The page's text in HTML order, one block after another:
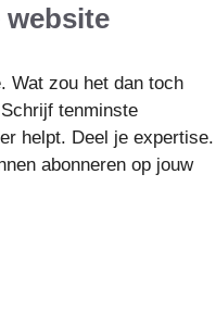
website
Wat zou het dan toch
tenminste
helpt. Deel je expertise.
abonneren op jouw